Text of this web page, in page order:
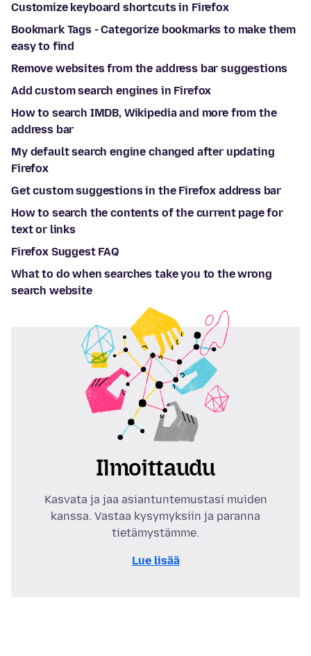
Customize keyboard shortcuts in Firefox
Bookmark Tags - Categorize bookmarks to make them
easy to find
Remove websites from the address bar suggestions
Add custom search engines in Firefox
How to search IMDB, Wikipedia and more from the
address bar
My default search engine changed after updating
Firefox
Get custom suggestions in the Firefox address bar
How to search the contents of the current page for
text or links
Firefox Suggest FAQ
What to do when searches take you to the wrong
search website
Ilmoittaudu
Kasvata ja jaa asiantuntemustasi muiden
kanssa. Vastaa kysymyksiin ja paranna
tietämystämme.
Lue lisää